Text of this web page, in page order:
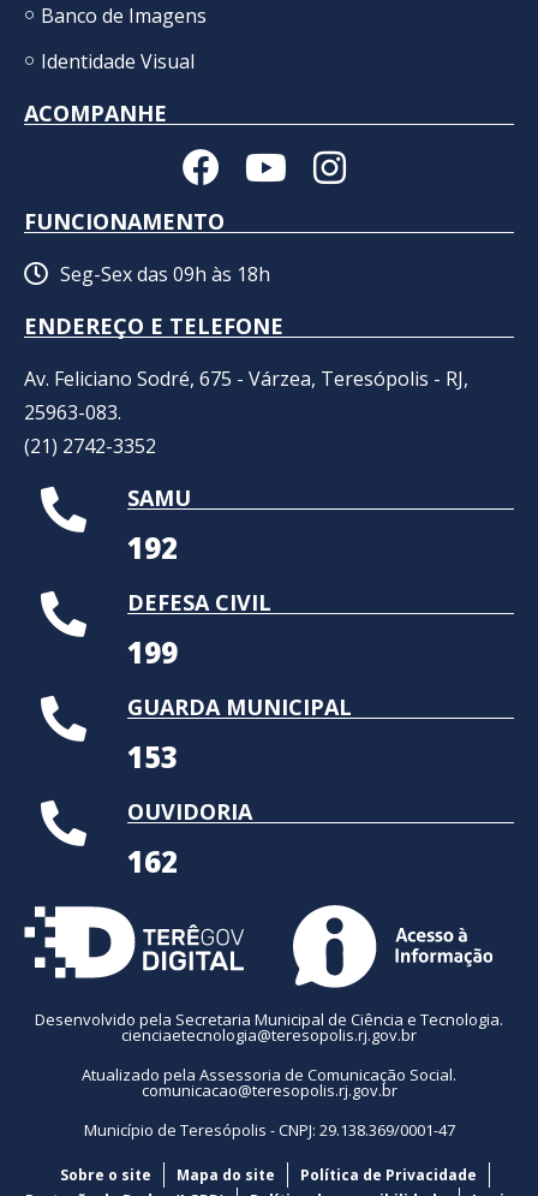
Banco de Imagens
Identidade Visual
ACOMPANHE
FUNCIONAMENTO
Seg-Sex das 09h às 18h
ENDEREÇO E TELEFONE
Av. Feliciano Sodré, 675 - Várzea, Teresópolis - RJ,
25963-083.
(21) 2742-3352​
SAMU
192
DEFESA CIVIL
199
GUARDA MUNICIPAL
153
OUVIDORIA
162
Desenvolvido pela Secretaria Municipal de Ciência e Tecnologia.
cienciaetecnologia@teresopolis.rj.gov.br
Atualizado pela Assessoria de Comunicação Social.
comunicacao@teresopolis.rj.gov.br
Município de Teresópolis - CNPJ: 29.138.369/0001-47
Sobre o site Mapa do site
Política de Privacidade